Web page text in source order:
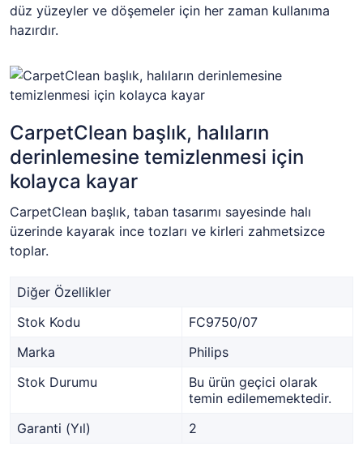
düz yüzeyler ve döşemeler için her zaman kullanıma
hazırdır.
CarpetClean başlık, halıların
derinlemesine temizlenmesi için
kolayca kayar
CarpetClean başlık, taban tasarımı sayesinde halı
üzerinde kayarak ince tozları ve kirleri zahmetsizce
toplar.
Diğer Özellikler
Stok Kodu
FC9750/07
Marka
Philips
Stok Durumu
Bu ürün geçici olarak
temin edilememektedir.
Garanti (Yıl)
2